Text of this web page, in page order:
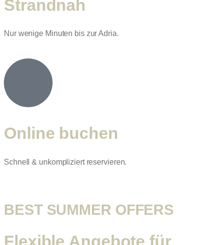
Strandnah
Nur wenige Minuten bis zur Adria.
Online buchen
Schnell & unkompliziert reservieren.
BEST SUMMER OFFERS
Flexible Angebote für